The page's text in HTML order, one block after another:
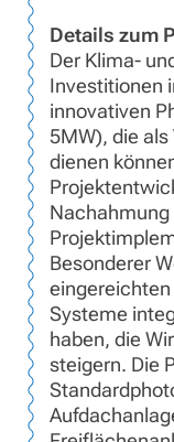
Details zum
Der Klima-
Investitionen
innovativen
5MW), die
dienen
Besonderer
Systeme
haben, die
steigern. Die